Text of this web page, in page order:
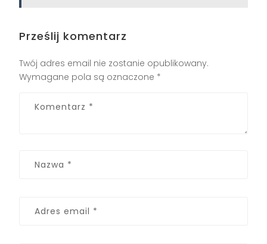
Prześlij komentarz
Twój adres email nie zostanie opublikowany.
Wymagane pola są oznaczone *